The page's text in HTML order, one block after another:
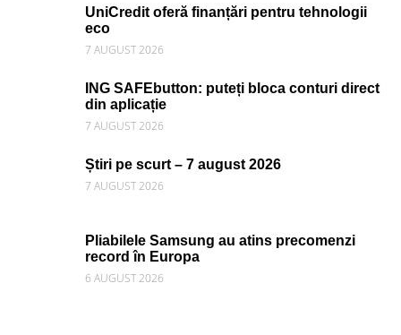
UniCredit oferă finanțări pentru tehnologii
eco
7 AUGUST 2026
ING SAFEbutton: puteți bloca conturi direct
din aplicație
7 AUGUST 2026
Știri pe scurt – 7 august 2026
7 AUGUST 2026
Pliabilele Samsung au atins precomenzi
record în Europa
6 AUGUST 2026